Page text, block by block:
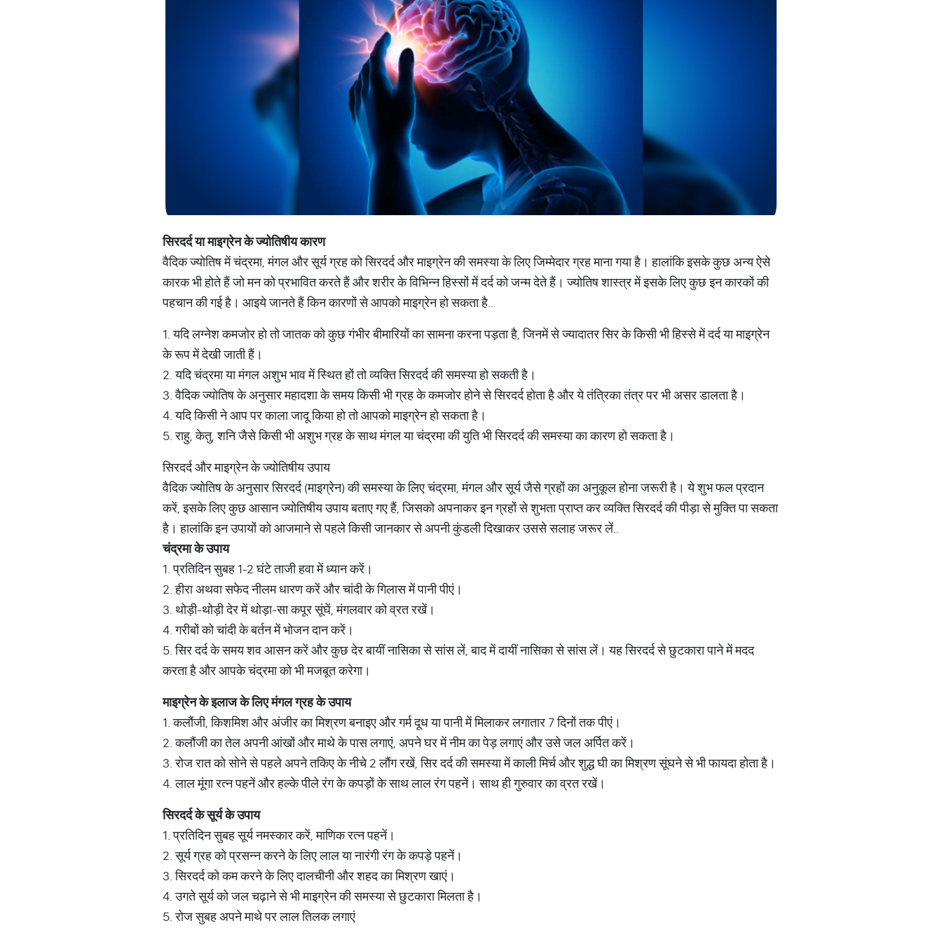
सिरदर्दयामाइग्रेनकेज्योतिषीयकारण
वैदिक ज्योतिष में चंद्रमा, मंगल और सूर्य ग्रह को सिरदर्द और माइग्रेन की समस्या के लिए जिम्मेदार ग्रह माना गया है। हालांकि इसके कुछ अन्य ऐसे
कारक भी होते हैं जो मन को प्रभावित करते हैं और शरीर के विभिन्न हिस्सों में दर्द को जन्म देते हैं। ज्योतिष शास्त्र में इसके लिए कुछ इन कारकों की
पहचान की गई है। आइये जानते हैं किन कारणों से आपको माइग्रेन हो सकता है..
1. यदि लग्नेश कमजोर हो तो जातक को कुछ गंभीर बीमारियों का सामना करना पड़ता है, जिनमें से ज्यादातर सिर के किसी भी हिस्से में दर्द या माइग्रेन
के रूप में देखी जाती हैं।
2. यदि चंद्रमा या मंगल अशुभ भाव में स्थित हों तो व्यक्ति सिरदर्द की समस्या हो सकती है।
3. वैदिक ज्योतिष के अनुसार महादशा के समय किसी भी ग्रह के कमजोर होने से सिरदर्द होता है और ये तंत्रिका तंत्र पर भी असर डालता है।
4. यदि किसी ने आप पर काला जादू किया हो तो आपको माइग्रेन हो सकता है।
5. राहु, केतु, शनि जैसे किसी भी अशुभ ग्रह के साथ मंगल या चंद्रमा की युति भी सिरदर्द की समस्या का कारण हो सकता है।
सिरदर्द और माइग्रेन के ज्योतिषीय उपाय
वैदिक ज्योतिष के अनुसार सिरदर्द (माइग्रेन) की समस्या के लिए चंद्रमा, मंगल और सूर्य जैसे ग्रहों का अनुकूल होना जरूरी है। ये शुभ फल प्रदान
करें, इसके लिए कुछ आसान ज्योतिषीय उपाय बताए गए हैं, जिसको अपनाकर इन ग्रहों से शुभता प्राप्त कर व्यक्ति सिरदर्द की पीड़ा से मुक्ति पा सकता
है। हालांकि इन उपायों को आजमाने से पहले किसी जानकार से अपनी कुंडली दिखाकर उससे सलाह जरूर लें..
चंद्रमाकेउपाय
1. प्रतिदिन सुबह 1-2 घंटे ताजी हवा में ध्यान करें।
2. हीरा अथवा सफेद नीलम धारण करें और चांदी के गिलास में पानी पीएं।
3. थोड़ी-थोड़ी देर में थोड़ा-सा कपूर सूंघें, मंगलवार को व्रत रखें।
4. गरीबों को चांदी के बर्तन में भोजन दान करें।
5. सिर दर्द के समय शव आसन करें और कुछ देर बायीं नासिका से सांस लें, बाद में दायीं नासिका से सांस लें। यह सिरदर्द से छुटकारा पाने में मदद
करता है और आपके चंद्रमा को भी मजबूत करेगा।
माइग्रेनकेइलाजकेलिएमंगलग्रहकेउपाय
1. कलौंजी, किशमिश और अंजीर का मिश्रण बनाइए और गर्म दूध या पानी में मिलाकर लगातार 7 दिनों तक पीएं।
2. कलौंजी का तेल अपनी आंखों और माथे के पास लगाएं, अपने घर में नीम का पेड़ लगाएं और उसे जल अर्पित करें।
3. रोज रात को सोने से पहले अपने तकिए के नीचे 2 लौंग रखें, सिर दर्द की समस्या में काली मिर्च और शुद्ध घी का मिश्रण सूंघने से भी फायदा होता है।
4. लाल मूंगा रत्न पहनें और हल्के पीले रंग के कपड़ों के साथ लाल रंग पहनें। साथ ही गुरुवार का व्रत रखें।
सिरदर्दकेसूर्यकेउपाय
1. प्रतिदिन सुबह सूर्य नमस्कार करें, माणिक रत्न पहनें।
2. सूर्य ग्रह को प्रसन्न करने के लिए लाल या नारंगी रंग के कपड़े पहनें।
3. सिरदर्द को कम करने के लिए दालचीनी और शहद का मिश्रण खाएं।
4. उगते सूर्य को जल चढ़ाने से भी माइग्रेन की समस्या से छुटकारा मिलता है।
5. रोज सुबह अपने माथे पर लाल तिलक लगाएं